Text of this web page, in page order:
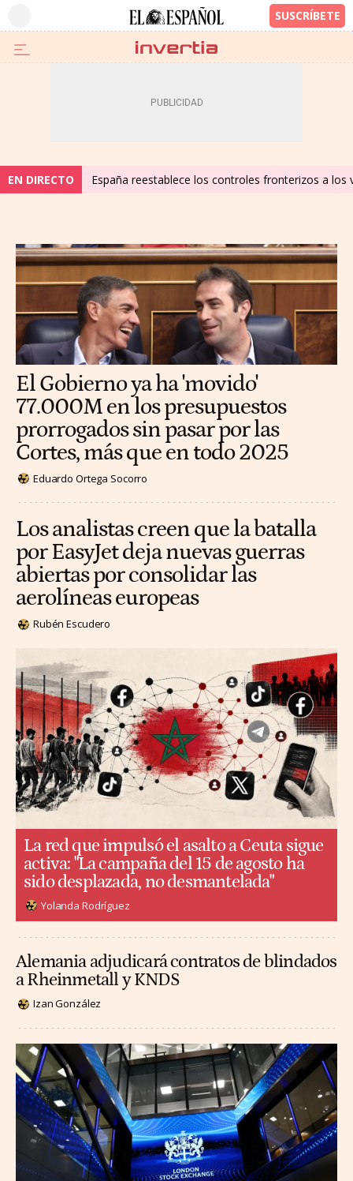
EN DIRECTO España reestablece los controles fronterizos a
El Gobierno ya ha 'movido'
77.000M en los presupuestos
prorrogados sin pasar por las
Cortes, más que en todo 2025
Eduardo Ortega Socorro
Los analistas creen que la batalla
por EasyJet deja nuevas guerras
abiertas por consolidar las
aerolíneas europeas
Rubén Escudero
La red que impulsó el asalto a Ceuta sigue
activa: "La campaña del 15 de agosto ha
sido desplazada, no desmantelada"
Yolanda Rodríguez
Alemania adjudicará contratos de blindados
a Rheinmetall y KNDS
Izan González